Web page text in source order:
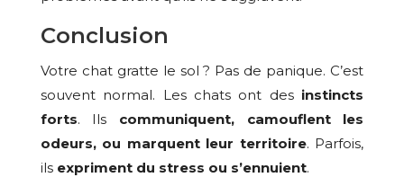
Conclusion
Votre chat gratte le sol ? Pas de panique. C’est
souvent normal. Les chats ont des instincts
forts. Ils communiquent, camouflent les
odeurs, ou marquent leur territoire. Parfois,
ils expriment du stress ou s’ennuient.